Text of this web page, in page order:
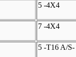
5 -4X4
7 -4X4
5 -T16 A/S-